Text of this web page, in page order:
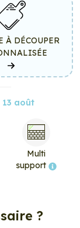
À DÉCOUPER
13 août
Multi
support
?